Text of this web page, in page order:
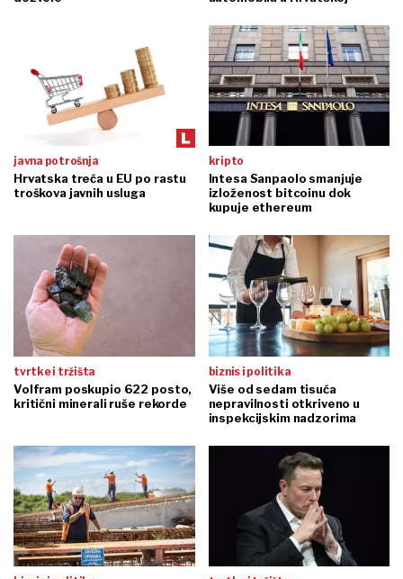
javna potrošnja
Hrvatska treća u EU po rastu
troškova javnih usluga
kripto
Intesa Sanpaolo smanjuje
izloženost bitcoinu dok
kupuje ethereum
tvrtke i tržišta
Volfram poskupio 622 posto,
kritični minerali ruše rekorde
biznis i politika
Više od sedam tisuća
nepravilnosti otkriveno u
inspekcijskim nadzorima